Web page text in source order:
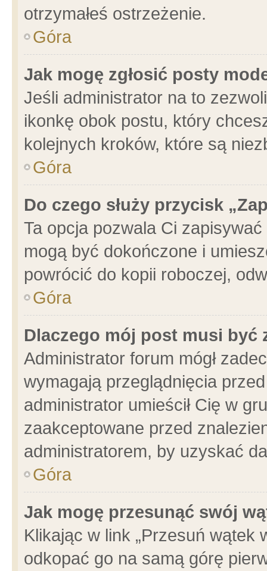
otrzymałeś ostrzeżenie.
Góra
Jak mogę zgłosić posty
Jeśli administrator na to
ikonkę obok postu, który
kolejnych kroków, które są
Góra
Do czego służy przycisk
Ta opcja pozwala Ci
mogą być dokończone i
powrócić do kopii roboczej,
Góra
Dlaczego mój post musi być
Administrator forum mógł
wymagają przeglądnięcia
administrator umieścił Cię w
zaakceptowane przed
administratorem, by uzyskać
Góra
Jak mogę przesunąć swój
Klikając w link „Przesuń wątek
odkopać go na samą górę